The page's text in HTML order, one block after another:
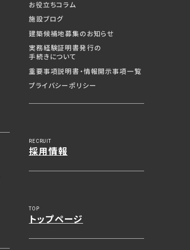
お役立ちコラム
施設ブログ
建築候補地募集のお知らせ
実務経験証明書発行の
手続きについて
重要事項説明書・情報開示事項一覧
プライバシーポリシー
RECRUIT
採用情報
TOP
トップページ